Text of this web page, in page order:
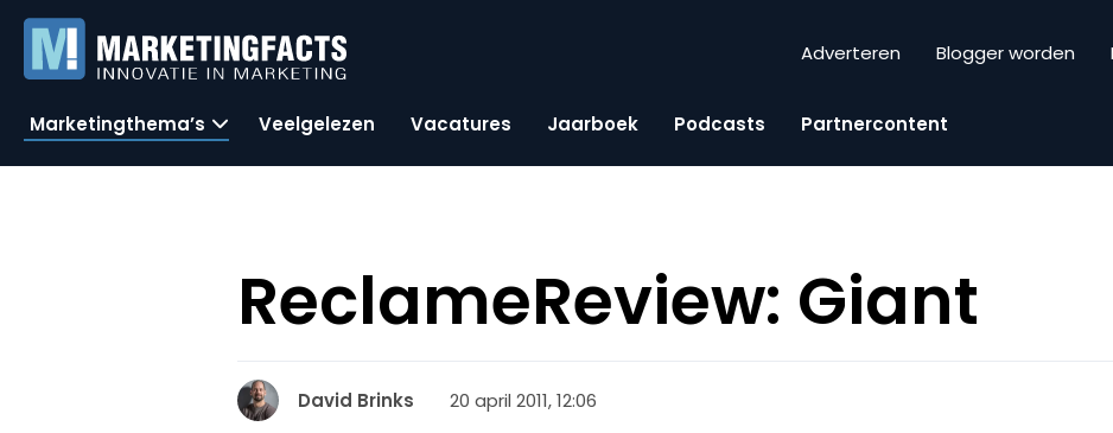
Adverteren Blogger worden
Marketingthema’s Veelgelezen Vacatures Jaarboek Podcasts Partnercontent
ReclameReview: Giant
David Brinks 20 april 2011, 12:06